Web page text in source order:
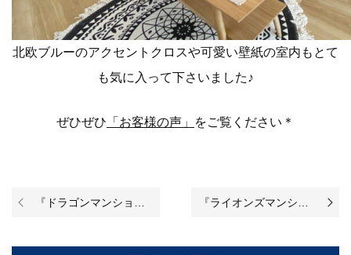
北欧ブルーのアクセントクロスや可愛い壁紙の室内もとて
も気に入って下さいました♪
ぜひぜひ 「お客様の声」 をご覧ください＊
『ドラゴンマンション光が丘公園壱番館』のリノベーションが完成いたしました！ 『ライオンズマンション吉野町第８』のリノベーションが始まりました♪